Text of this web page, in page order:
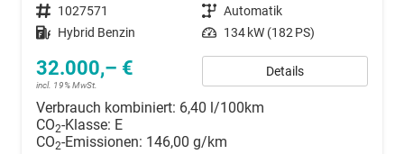
Fahrzeugnummer 1027571 Getriebe Automatik
Kraftstoff Hybrid Benzin Leistung 134 kW (182 PS)
32.000,– €
incl. 19% MwSt.
Details
Verbrauch kombiniert: 6,40 l/100km
CO2-Klasse: E
CO2-Emissionen: 146,00 g/km